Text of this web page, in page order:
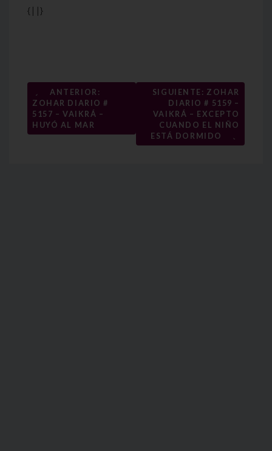
{||}
Navegación
de
entradas
←
ANTERIOR:
ZOHAR DIARIO #
5157 – VAIKRÁ –
HUYÓ AL MAR
SIGUIENTE: ZOHAR
DIARIO # 5159 –
VAIKRÁ – EXCEPTO
CUANDO EL NIÑO
ESTÁ DORMIDO
→